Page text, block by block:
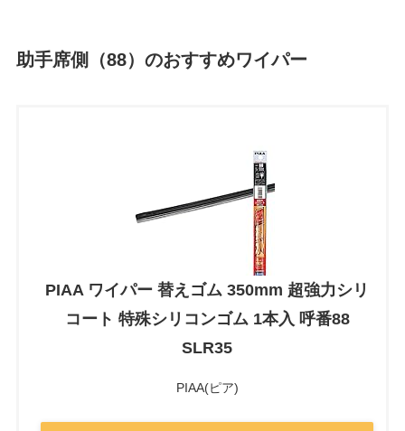
助手席側（88）のおすすめワイパー
PIAA ワイパー 替えゴム 350mm 超強力シリ
コート 特殊シリコンゴム 1本入 呼番88
SLR35
PIAA(ピア)